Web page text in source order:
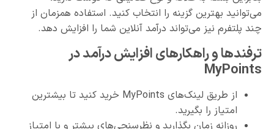
می‌توانید بهترین گزینه را انتخاب کنید. استفاده همزمان از
چند پلتفرم نیز می‌تواند درآمد آنلاین شما را افزایش دهد.
ترفندها و راهکارهای افزایش درآمد در
MyPoints
از طریق لینک‌های MyPoints خرید کنید تا بیشترین
امتیاز را بگیرید.
روزانه زمان بگذارید و نظرسنجی‌های بیشتر و با امتیاز